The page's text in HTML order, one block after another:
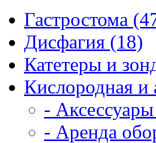
Гастростома
Дисфагия (18)
Катетеры и
Кислородная и
-
- Аренда